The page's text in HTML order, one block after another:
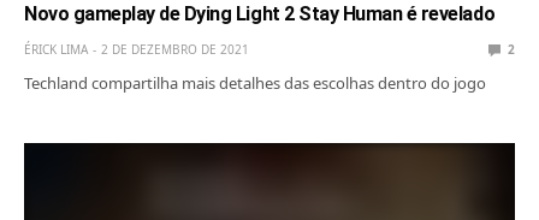
Novo gameplay de Dying Light 2 Stay Human é revelado
ÉRICK LIMA 2 DE DEZEMBRO DE 2021 2
Techland compartilha mais detalhes das escolhas dentro do jogo